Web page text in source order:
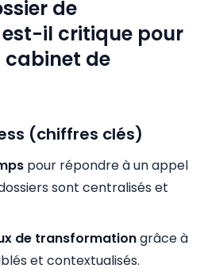
de
il critique pour
cabinet de
(chiffres clés)
pour répondre à un appel
sont centralisés et
de transformationgrâce à
et contextualisés.